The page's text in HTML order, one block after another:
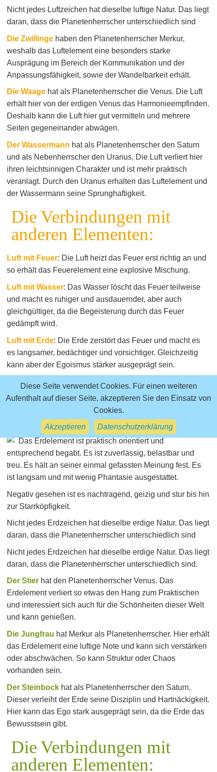
Diese Seite verwendet Cookies. Für einen weiteren
Aufenthalt auf dieser Seite, akzeptieren Sie den Einsatz von
Cookies.
Akzeptieren Datenschutzerklärung
Nicht jedes Luftzeichen hat dieselbe luftige Natur. Das liegt
daran, dass die Planetenherrscher unterschiedlich sind
Die Zwillinge haben den Planetenherrscher Merkur,
weshalb das Luftelement eine besonders starke
Ausprägung im Bereich der Kommunikation und der
Anpassungsfähigkeit, sowie der Wandelbarkeit erhält.
Die Waage hat als Planetenherrscher die Venus. Die Luft
erhält hier von der erdigen Venus das Harmonieempfinden.
Deshalb kann die Luft hier gut vermitteln und mehrere
Seiten gegeneinander abwägen.
Der Wassermann hat als Planetenherrscher den Saturn
und als Nebenherrscher den Uranus. Die Luft verliert hier
ihren leichtsinnigen Charakter und ist mehr praktisch
veranlagt. Durch den Uranus erhalten das Luftelement und
der Wassermann seine Sprunghaftigkeit.
Die Verbindungen mit
anderen Elementen:
Luft mit Feuer: Die Luft heizt das Feuer erst richtig an und
so erhält das Feuerelement eine explosive Mischung.
Luft mit Wasser: Das Wasser löscht das Feuer teilweise
und macht es ruhiger und ausdauernder, aber auch
gleichgültiger, da die Begeisterung durch das Feuer
gedämpft wird.
Luft mit Erde: Die Erde zerstört das Feuer und macht es
es langsamer, bedächtiger und vorsichtiger. Gleichzeitig
kann aber der Egoismus stärker ausgeprägt sein.
Erdzeichen
Stier, Jungfrau, Steinbock
Das Erdelement ist praktisch orientiert und
entsprechend begabt. Es ist zuverlässig, belastbar und
treu. Es hält an seiner einmal gefassten Meinung fest. Es
ist langsam und mit wenig Phantasie ausgestattet.
Negativ gesehen ist es nachtragend, geizig und stur bis hin
zur Starrköpfigkeit.
Nicht jedes Erdzeichen hat dieselbe erdige Natur. Das liegt
daran, dass die Planetenherrscher unterschiedlich sind
Nicht jedes Erdzeichen hat dieselbe erdige Natur. Das liegt
daran, dass die Planetenherrscher unterschiedlich sind.
Der Stier hat den Planetenherrscher Venus. Das
Erdelement verliert so etwas den Hang zum Praktischen
und interessiert sich auch für die Schönheiten dieser Welt
und kann genießen.
Die Jungfrau hat Merkur als Planetenherrscher. Hier erhält
das Erdelement eine luftige Note und kann sich verstärken
oder abschwächen. So kann Struktur oder Chaos
vorhanden sein.
Der Steinbock hat als Planetenherrscher den Saturn.
Dieser verleiht der Erde seine Disziplin und Hartnäckigkeit.
Hier kann das Ego stark ausgeprägt sein, da die Erde das
Bewusstsein gibt.
Die Verbindungen mit
anderen Elementen: